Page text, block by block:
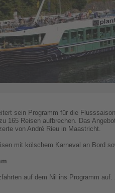
sein Programm für die
165 Reisen aufbrechen. Das
von André Rieu in Maastricht.
mit kölschem Karneval an Bord
auf dem Nil ins Programm